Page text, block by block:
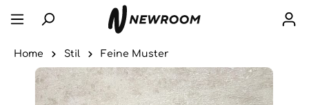
Home Stil Feine Muster